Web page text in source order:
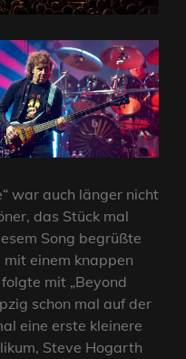
war auch länger nicht
das Stück mal
Song begrüßte
einem knappen
mit „Beyond
schon mal auf der
eine erste kleinere
Steve Hogarth